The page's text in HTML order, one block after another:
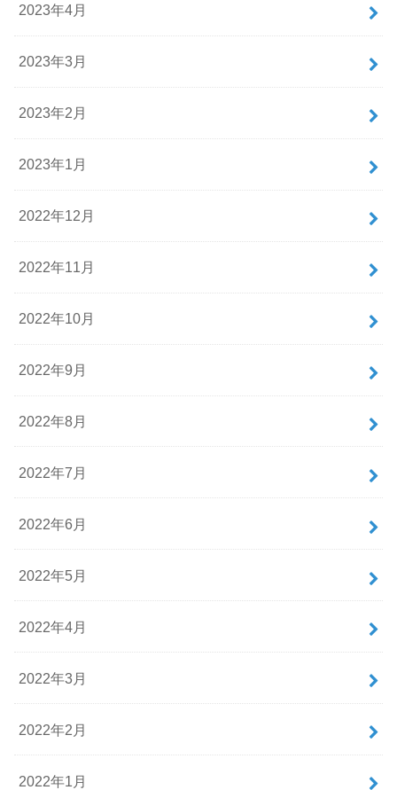
2023年4月
2023年3月
2023年2月
2023年1月
2022年12月
2022年11月
2022年10月
2022年9月
2022年8月
2022年7月
2022年6月
2022年5月
2022年4月
2022年3月
2022年2月
2022年1月